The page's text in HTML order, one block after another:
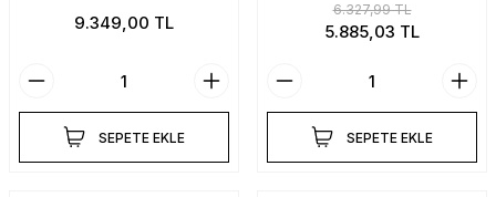
9.349,00 TL
SEPETE EKLE
6.327,99 TL
5.885,03 TL
SEPETE EKLE